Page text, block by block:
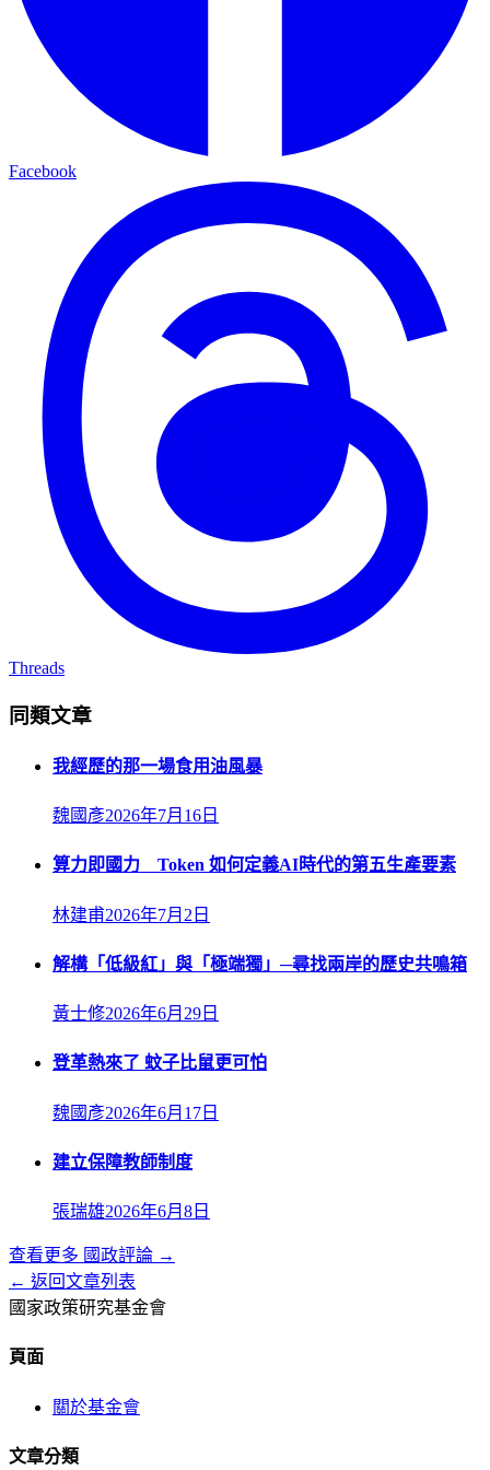
Facebook
Threads
同類文章
我經歷的那一場食用油風暴
魏國彥2026年7月16日
算力即國力 Token 如何定義AI時代的第五生產要素
林建甫2026年7月2日
解構「低級紅」與「極端獨」─尋找兩岸的歷史共鳴箱
黃士修2026年6月29日
登革熱來了 蚊子比鼠更可怕
魏國彥2026年6月17日
建立保障教師制度
張瑞雄2026年6月8日
查看更多 國政評論 →
← 返回文章列表
國家政策研究基金會
頁面
關於基金會
文章分類